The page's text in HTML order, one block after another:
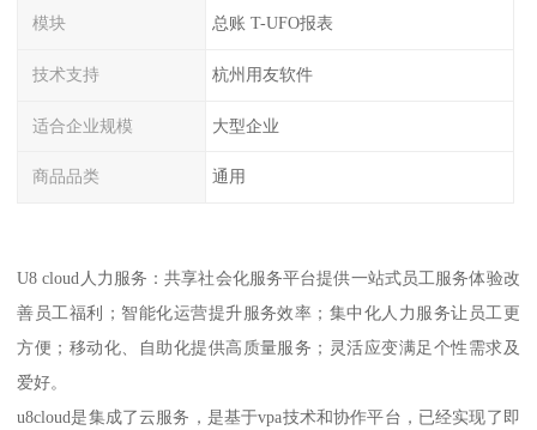
模块 总账 T-UFO报表
技术支持 杭州用友软件
适合企业规模 大型企业
商品品类 通用
U8 cloud人力服务：共享社会化服务平台提供一站式员工服务体验改
善员工福利；智能化运营提升服务效率；集中化人力服务让员工更
方便；移动化、自助化提供高质量服务；灵活应变满足个性需求及
爱好。
u8cloud是集成了云服务，是基于vpa技术和协作平台，已经实现了即